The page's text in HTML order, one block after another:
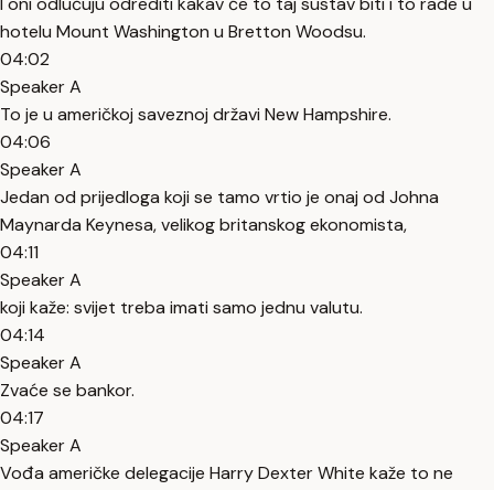
hotelu Mount Washington u Bretton Woodsu.
04:02
Speaker A
To je u američkoj saveznoj državi New Hampshire.
04:06
Speaker A
Jedan od prijedloga koji se tamo vrtio je onaj od Johna
Maynarda Keynesa, velikog britanskog ekonomista,
04:11
Speaker A
koji kaže: svijet treba imati samo jednu valutu.
04:14
Speaker A
Zvaće se bankor.
04:17
Speaker A
Vođa američke delegacije Harry Dexter White kaže to ne